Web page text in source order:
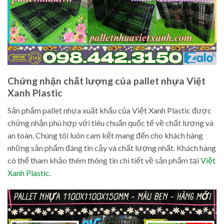
Chứng nhận chất lượng của pallet nhựa Việt
Xanh Plastic
Sản phẩm pallet nhựa xuất khẩu của Việt Xanh Plastic được
chứng nhận phù hợp với tiêu chuẩn quốc tế về chất lượng và
an toàn. Chúng tôi luôn cam kết mang đến cho khách hàng
những sản phẩm đáng tin cậy và chất lượng nhất. Khách hàng
có thể tham khảo thêm thông tin chi tiết về sản phẩm tạiViệt
Xanh Plastic.